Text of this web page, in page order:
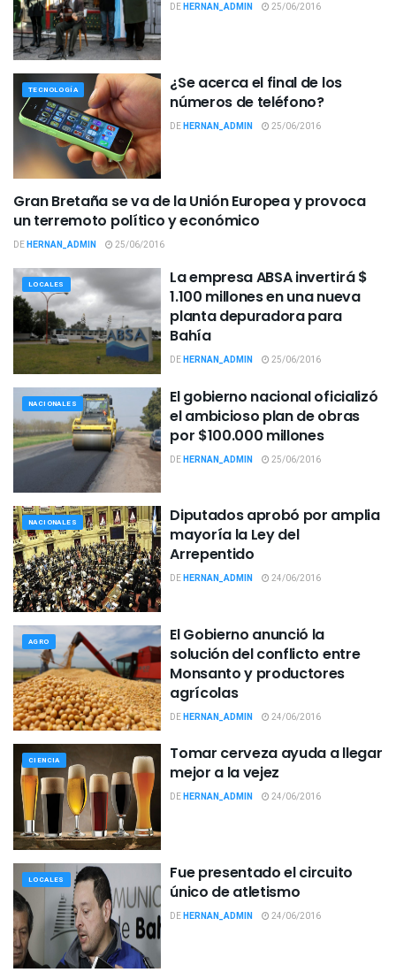
DEHERNAN_ADMIN 25/06/2016
TECNOLOGÍA
¿Se acerca el final de los
números de teléfono?
DEHERNAN_ADMIN 25/06/2016
INTERNACIONALES
Gran Bretaña se va de la Unión Europea y provoca
un terremoto político y económico
DEHERNAN_ADMIN 25/06/2016
LOCALES
La empresa ABSA invertirá $
1.100 millones en una nueva
planta depuradora para
Bahía
DEHERNAN_ADMIN 25/06/2016
NACIONALES
El gobierno nacional oficializó
el ambicioso plan de obras
por $100.000 millones
DEHERNAN_ADMIN 25/06/2016
NACIONALES
Diputados aprobó por amplia
mayoría la Ley del
Arrepentido
DEHERNAN_ADMIN 24/06/2016
AGRO
El Gobierno anunció la
solución del conflicto entre
Monsanto y productores
agrícolas
DEHERNAN_ADMIN 24/06/2016
CIENCIA
Tomar cerveza ayuda a llegar
mejor a la vejez
DEHERNAN_ADMIN 24/06/2016
LOCALES
Fue presentado el circuito
único de atletismo
DEHERNAN_ADMIN 24/06/2016